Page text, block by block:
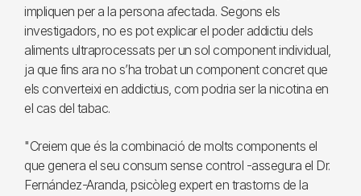
impliquen per a la persona afectada. Segons els
investigadors, no es pot explicar el poder addictiu dels
aliments ultraprocessats per un sol component individual,
ja que fins ara no s’ha trobat un component concret que
els converteixi en addictius, com podria ser la nicotina en
el cas del tabac.
"Creiem que és la combinació de molts components el
que genera el seu consum sense control -assegura el Dr.
Fernández-Aranda, psicòleg expert en trastorns de la